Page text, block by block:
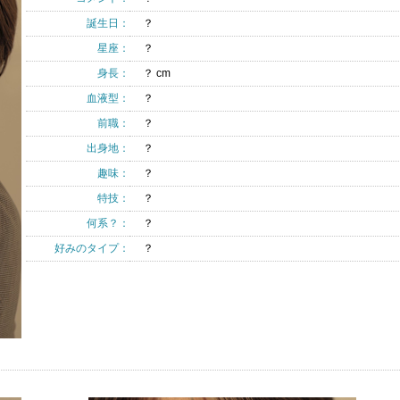
誕生日：
？
星座：
？
身長：
？ cm
血液型：
？
前職：
？
出身地：
？
趣味：
？
特技：
？
何系？：
？
好みのタイプ：
？